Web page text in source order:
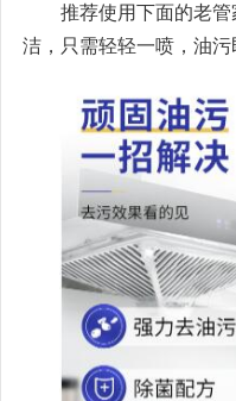
推荐使用下面的老
洁，只需轻轻一喷，油污